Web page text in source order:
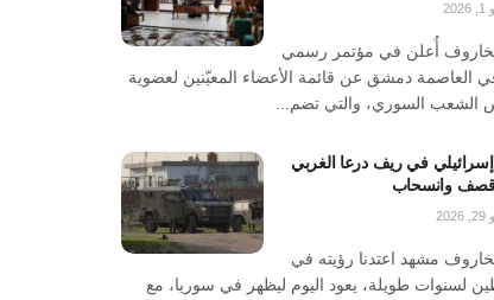
أُعلن في مؤتمر رسمي
العاصمة دمشق عن قائمة الأعضاء المعيّنين لعضوية
الشعب السوري، والتي تضم...
في ريف درعا الغربي
قصف وانسحاب
مشهد اعتدنا رؤيته في
لسنوات طويلة، يعود اليوم ليظهر في سوريا، مع